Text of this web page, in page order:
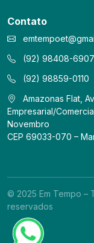
Contato
(92) 98408-6907
(92) 98859-0110
Amazonas Flat,
Empresarial/
Novembro
CEP 69033-070 –
© 2025 Em Tempo –
reservados